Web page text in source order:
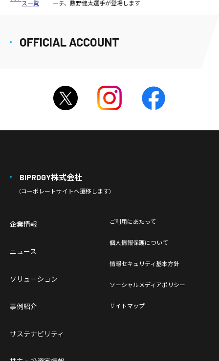
ス一覧
ーチ、数野健太選手が登場します
OFFICIAL ACCOUNT
BIPROGY株式会社
(コーポレートサイトへ遷移します)
企業情報
ニュース
ソリューション
事例紹介
サステナビリティ
ご利用にあたって
個人情報保護について
情報セキュリティ基本方針
ソーシャルメディアポリシー
サイトマップ